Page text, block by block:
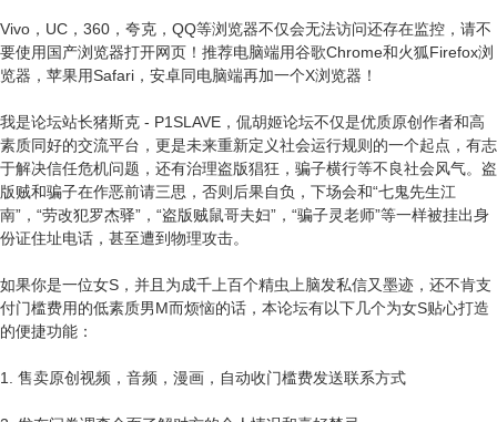
Vivo，UC，360，夸克，QQ等浏览器不仅会无法访问还存在监控，请不
要使用国产浏览器打开网页！推荐电脑端用谷歌Chrome和火狐Firefox浏
览器，苹果用Safari，安卓同电脑端再加一个X浏览器！
我是论坛站长猪斯克 - P1SLAVE，侃胡姬论坛不仅是优质原创作者和高
素质同好的交流平台，更是未来重新定义社会运行规则的一个起点，有志
于解决信任危机问题，还有治理盗版猖狂，骗子横行等不良社会风气。盗
版贼和骗子在作恶前请三思，否则后果自负，下场会和“七鬼先生江
南”，“劳改犯罗杰驿”，“盗版贼鼠哥夫妇”，“骗子灵老师”等一样被挂出身
份证住址电话，甚至遭到物理攻击。
如果你是一位女S，并且为成千上百个精虫上脑发私信又墨迹，还不肯支
付门槛费用的低素质男M而烦恼的话，本论坛有以下几个为女S贴心打造
的便捷功能：
1. 售卖原创视频，音频，漫画，自动收门槛费发送联系方式